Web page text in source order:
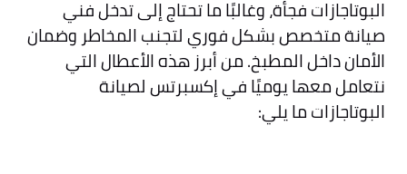
البوتاجازات فجأة، وغالبًا ما تحتاج إلى تدخل فني
صيانة متخصص بشكل فوري لتجنب المخاطر وضمان
الأمان داخل المطبخ. من أبرز هذه الأعطال التي
نتعامل معها يوميًا في إكسبرتس لصيانة
البوتاجازات ما يلي: